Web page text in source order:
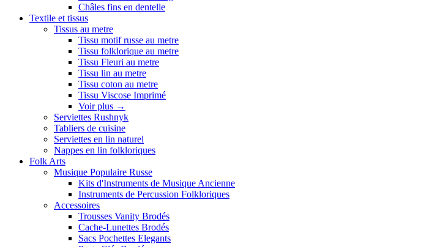
Châles fins en dentelle
Textile et tissus
Tissus au metre
Tissu motif russe au metre
Tissu folklorique au metre
Tissu Fleuri au metre
Tissu lin au metre
Tissu coton au metre
Tissu Viscose Imprimé
Voir plus →
Serviettes Rushnyk
Tabliers de cuisine
Serviettes en lin naturel
Nappes en lin folkloriques
Folk Arts
Musique Populaire Russe
Kits d'Instruments de Musique Ancienne
Instruments de Percussion Folkloriques
Accessoires
Trousses Vanity Brodés
Cache-Lunettes Brodés
Sacs Pochettes Elegants